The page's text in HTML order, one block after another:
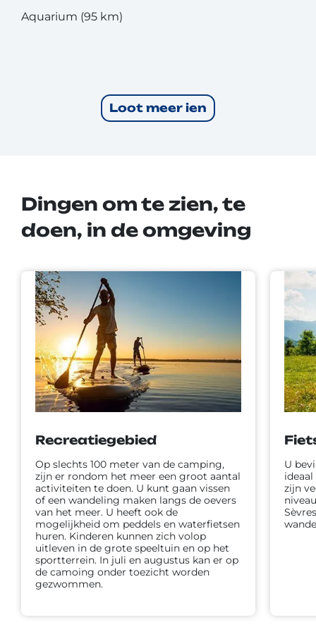
Aquarium (95 km)
Loot meer ien
Dingen om te zien, te
doen, in de omgeving
Recreatiegebied
Op slechts 100 meter van de camping,
zijn er rondom het meer een groot aantal
activiteiten te doen. U kunt gaan vissen
of een wandeling maken langs de oevers
van het meer. U heeft ook de
mogelijkheid om peddels en waterfietsen
huren. Kinderen kunnen zich volop
uitleven in de grote speeltuin en op het
sportterrein. In juli en augustus kan er op
de camoing onder toezicht worden
gezwommen.
U
zijn